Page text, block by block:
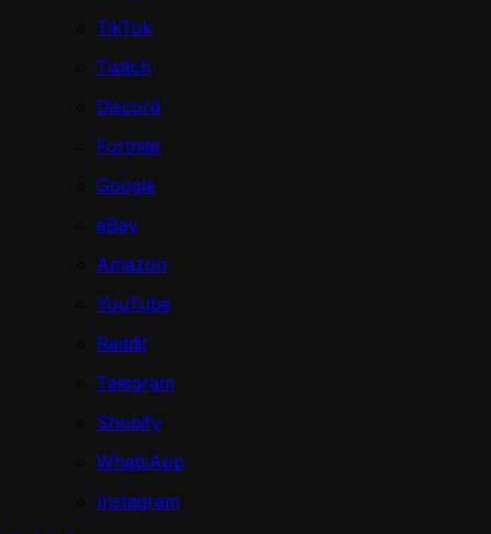
TikTok
Twitch
Discord
Fortnite
Google
eBay
Amazon
YouTube
Reddit
Telegram
Shopify
WhatsApp
Instagram